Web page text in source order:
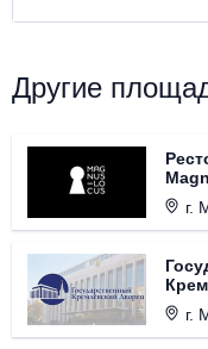
Другие
г.
г.